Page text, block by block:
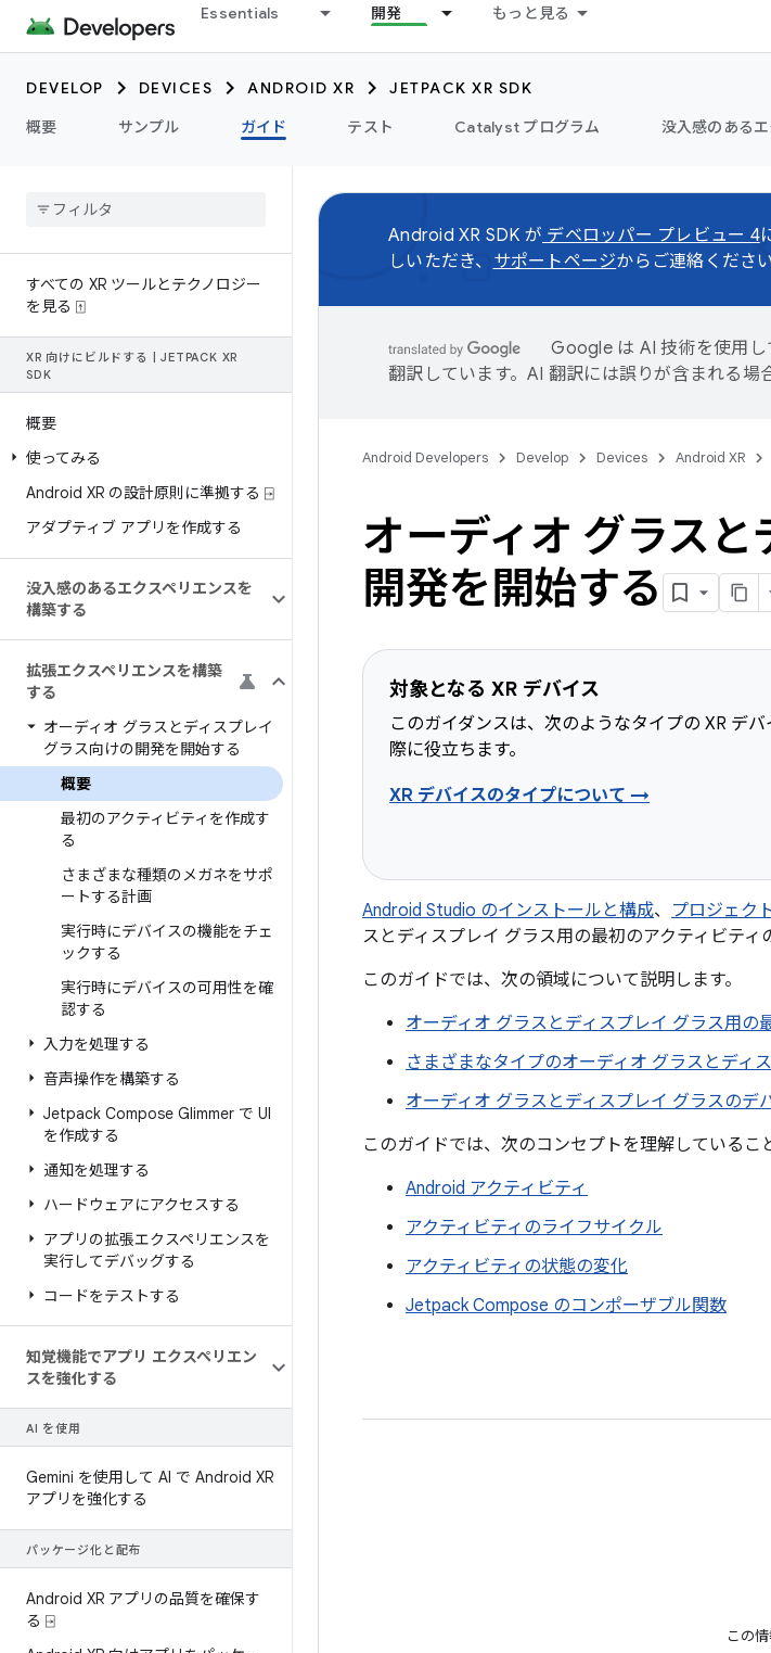
Essentials 開発 もっと見る
DEVELOP DEVICES ANDROID XR
JETPACK XR SDK
概要
サンプル ガイド テスト Catalyst プログラム 没入感のある
すべての XR ツールとテクノロジー
を見る ⍐
XR 向けにビルドする
JETPACK XR
SDK
概要
使ってみる
Android XR の設計原則に準拠する ⍈
アダプティブ アプリを作成する
没入感のあるエクスペリエンスを
構築する
拡張エクスペリエンスを構築
する
オーディオ グラスとディスプレイ
グラス向けの開発を開始する
概要
最初のアクティビティを作成す
る
さまざまな種類のメガネをサポ
ートする計画
実行時にデバイスの機能をチェ
ックする
実行時にデバイスの可用性を確
認する
入力を処理する
音声操作を構築する
Jetpack Compose Glimmer で UI
を作成する
通知を処理する
ハードウェアにアクセスする
アプリの拡張エクスペリエンスを
実行してデバッグする
コードをテストする
知覚機能でアプリ エクスペリエン
スを強化する
AI を使用
Gemini を使用して AI で Android XR
アプリを強化する
パッケージ化と配布
Android XR アプリの品質を確保す
る ⍈
Android XR SDK が デベロッパー プレビュー 4
しいただき、 サポートページからご連絡ください
Google は AI 技術を使用
翻訳しています。AI 翻訳には誤りが含まれる場
Android Developers Develop Devices Android XR
オーディオ グラス
開発を開始する
対象となる XR デバイス
このガイダンスは、次のようなタイプの XR デ
際に役立ちます。
XR デバイスのタイプについて →
Android Studio のインストールと構成、 プロジェク
スとディスプレイ グラス用の最初のアクティビティ
このガイドでは、次の領域について説明します。
オーディオ グラスとディスプレイ グラス用の
さまざまなタイプのオーディオ グラスとディ
オーディオ グラスとディスプレイ グラスのデ
このガイドでは、次のコンセプトを理解しているこ
Android アクティビティ
アクティビティのライフサイクル
アクティビティの状態の変化
Jetpack Compose のコンポーザブル関数
この